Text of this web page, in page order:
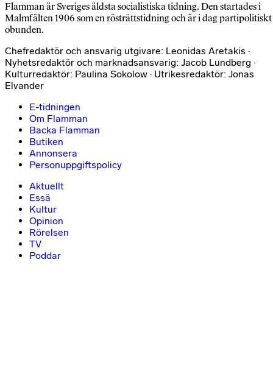
Flamman är Sveriges äldsta socialistiska tidning. Den startades i
Malmfälten 1906 som en rösträttstidning och är i dag partipolitiskt
obunden.
Chefredaktör och ansvarig utgivare: Leonidas Aretakis ·
Nyhetsredaktör och marknadsansvarig: Jacob Lundberg ·
Kulturredaktör: Paulina Sokolow · Utrikesredaktör: Jonas
Elvander
E-tidningen
Om Flamman
Backa Flamman
Butiken
Annonsera
Personuppgiftspolicy
Aktuellt
Essä
Kultur
Opinion
Rörelsen
TV
Poddar